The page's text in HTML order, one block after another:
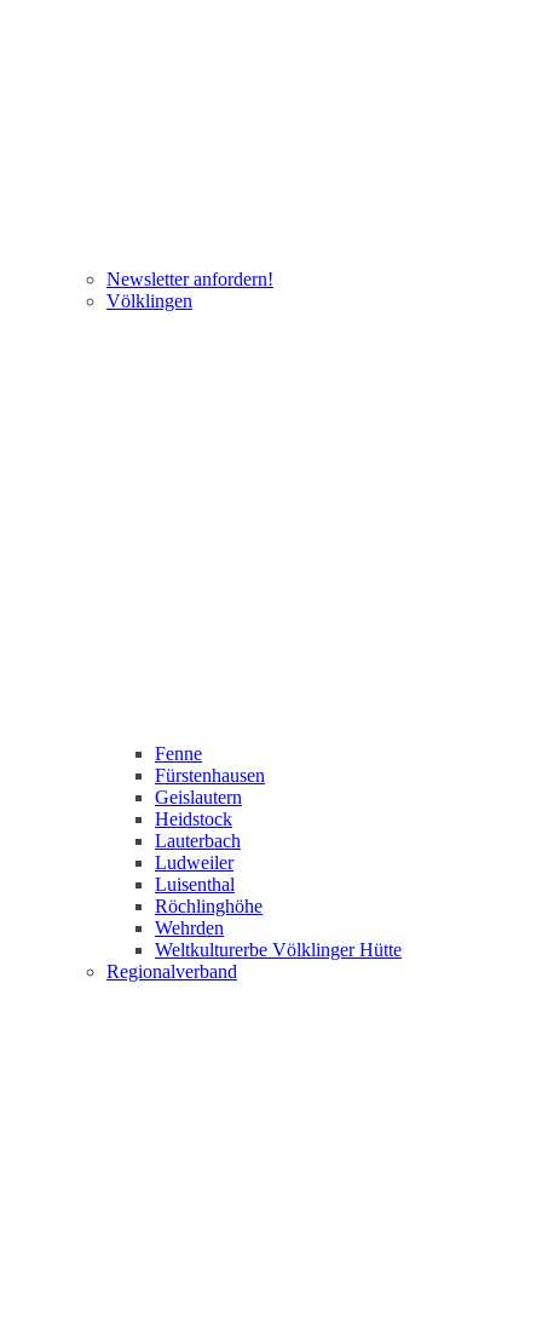
Newsletter anfordern!
Völklingen
Fenne
Fürstenhausen
Geislautern
Heidstock
Lauterbach
Ludweiler
Luisenthal
Röchlinghöhe
Wehrden
Weltkulturerbe Völklinger Hütte
Regionalverband